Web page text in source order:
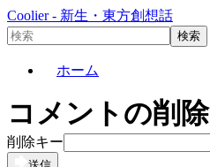
Coolier - 新生・東方創想話
ホーム
コメントの削除
削除キー